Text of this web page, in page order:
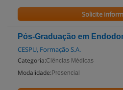
Solicite
Pós-Graduação em
CESPU, Formação S.A.
Categoria:Ciências Médicas
Modalidade: Presencial